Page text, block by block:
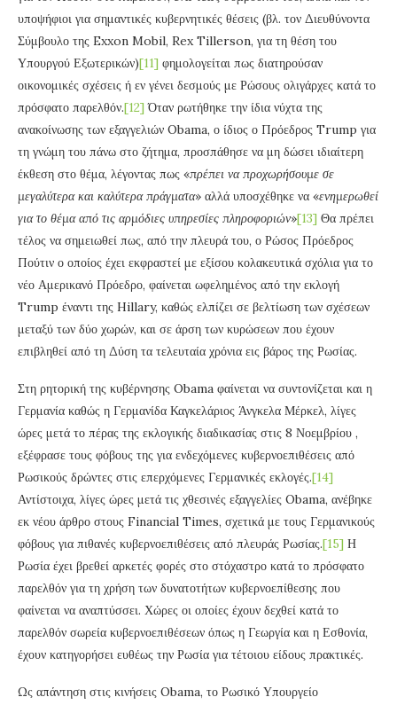
υποψήφιοι για σημαντικές κυβερνητικές θέσεις (βλ. τον Διευθύνοντα
Σύμβουλο της Exxon Mobil, Rex Tillerson, για τη θέση του
Υπουργού Εξωτερικών)[11] φημολογείται πως διατηρούσαν
οικονομικές σχέσεις ή εν γένει δεσμούς με Ρώσους ολιγάρχες κατά το
πρόσφατο παρελθόν.[12] Όταν ρωτήθηκε την ίδια νύχτα της
ανακοίνωσης των εξαγγελιών Obama, ο ίδιος ο Πρόεδρος Trump για
τη γνώμη του πάνω στο ζήτημα, προσπάθησε να μη δώσει ιδιαίτερη
έκθεση στο θέμα, λέγοντας πως «πρέπει να προχωρήσουμε σε
μεγαλύτερα και καλύτερα πράγματα» αλλά υποσχέθηκε να «ενημερωθεί
για το θέμα από τις αρμόδιες υπηρεσίες πληροφοριών»[13] Θα πρέπει
τέλος να σημειωθεί πως, από την πλευρά του, ο Ρώσος Πρόεδρος
Πούτιν ο οποίος έχει εκφραστεί με εξίσου κολακευτικά σχόλια για το
νέο Αμερικανό Πρόεδρο, φαίνεται ωφελημένος από την εκλογή
Trump έναντι της Hillary, καθώς ελπίζει σε βελτίωση των σχέσεων
μεταξύ των δύο χωρών, και σε άρση των κυρώσεων που έχουν
επιβληθεί από τη Δύση τα τελευταία χρόνια εις βάρος της Ρωσίας.
Στη ρητορική της κυβέρνησης Obama φαίνεται να συντονίζεται και η
Γερμανία καθώς η Γερμανίδα Καγκελάριος Άνγκελα Μέρκελ, λίγες
ώρες μετά το πέρας της εκλογικής διαδικασίας στις 8 Νοεμβρίου ,
εξέφρασε τους φόβους της για ενδεχόμενες κυβερνοεπιθέσεις από
Ρωσικούς δρώντες στις επερχόμενες Γερμανικές εκλογές.[14]
Αντίστοιχα, λίγες ώρες μετά τις χθεσινές εξαγγελίες Obama, ανέβηκε
εκ νέου άρθρο στους Financial Times, σχετικά με τους Γερμανικούς
φόβους για πιθανές κυβερνοεπιθέσεις από πλευράς Ρωσίας.[15] Η
Ρωσία έχει βρεθεί αρκετές φορές στο στόχαστρο κατά το πρόσφατο
παρελθόν για τη χρήση των δυνατοτήτων κυβερνοεπίθεσης που
φαίνεται να αναπτύσσει. Χώρες οι οποίες έχουν δεχθεί κατά το
παρελθόν σωρεία κυβερνοεπιθέσεων όπως η Γεωργία και η Εσθονία,
έχουν κατηγορήσει ευθέως την Ρωσία για τέτοιου είδους πρακτικές.
Ως απάντηση στις κινήσεις Obama, το Ρωσικό Υπουργείο